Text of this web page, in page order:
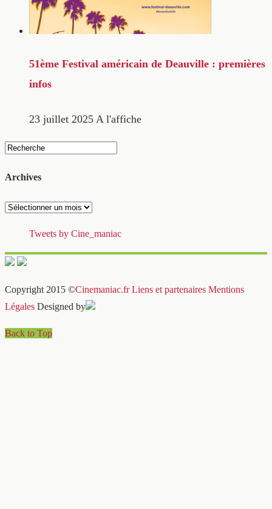
51ème Festival américain de Deauville : premières
infos
23 juillet 2025 A l'affiche
Archives
Archives
Tweets by Cine_maniac
Copyright 2015 ©Cinemaniac.fr Liens et partenaires Mentions
Légales Designed by
Back to Top